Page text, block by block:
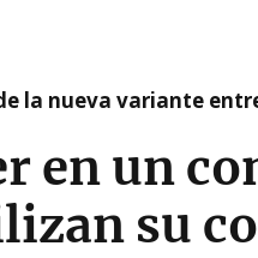
la nueva variante
en un
su